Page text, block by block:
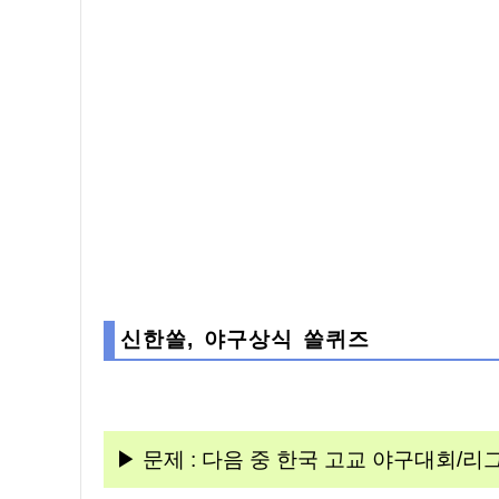
신한쏠, 야구상식 쏠퀴즈
▶ 문제 : 다음 중 한국 고교 야구대회/리